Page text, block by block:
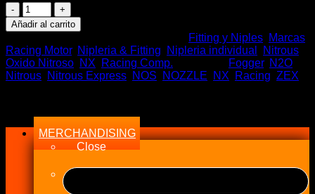
$13.500.
NX
3AN
NUT
&
STEEL
-
Tuerca
tubo
cantidad
Añadir al carrito
Fitting y Niples Marcas
Racing Motor, Nipleria & Fitting Nipleria individual
Nitrous
Oxido Nitroso NX Racing Comp. Fogger, N2O
Nitrous Nitrous Express NOS NOZZLE NX Racing ZEX
MERCHANDISING
Close